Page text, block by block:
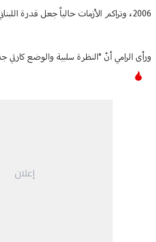
2006، وتراكم الأزمات حالياً جعل قدرة اللبناني على الصّمود شبه مستحيلة".
ورأى الرامي أنّ "النظرة سلبية والوضع كارثي
إعلان